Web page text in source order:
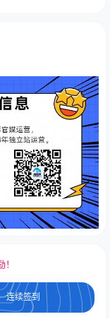
连续签到